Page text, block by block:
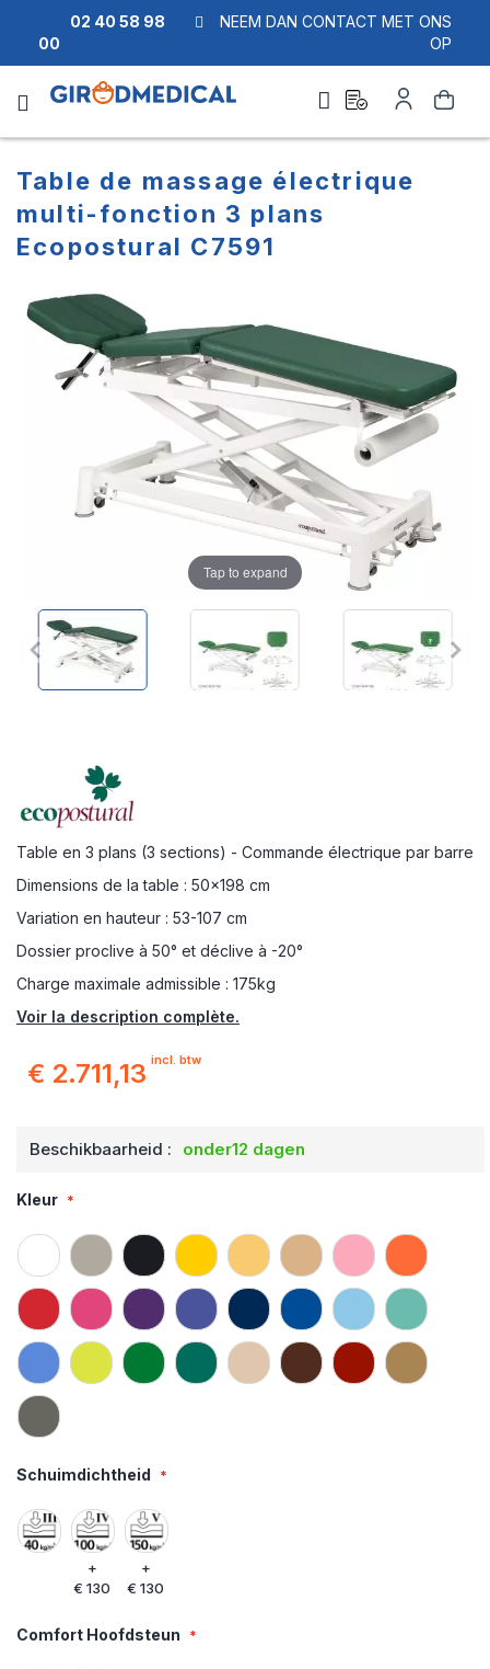
02 40 58 98
00
NEEM DAN CONTACT MET ONS
OP
Zoek
quote
Table de massage électrique
multi-fonction 3 plans
Ecopostural C7591
Table en 3 plans (3 sections) - Commande électrique par barre
Dimensions de la table : 50x198 cm
Variation en hauteur : 53-107 cm
Dossier proclive à 50° et déclive à -20°
Charge maximale admissible : 175kg
Voir la description complète.
€ 2.711,13 incl. btw
Beschikbaarheid : onder12 dagen
Kleur
Schuimdichtheid
+
€ 130
+
€ 130
Comfort Hoofdsteun
naar
het
naar
het
Tap to expand